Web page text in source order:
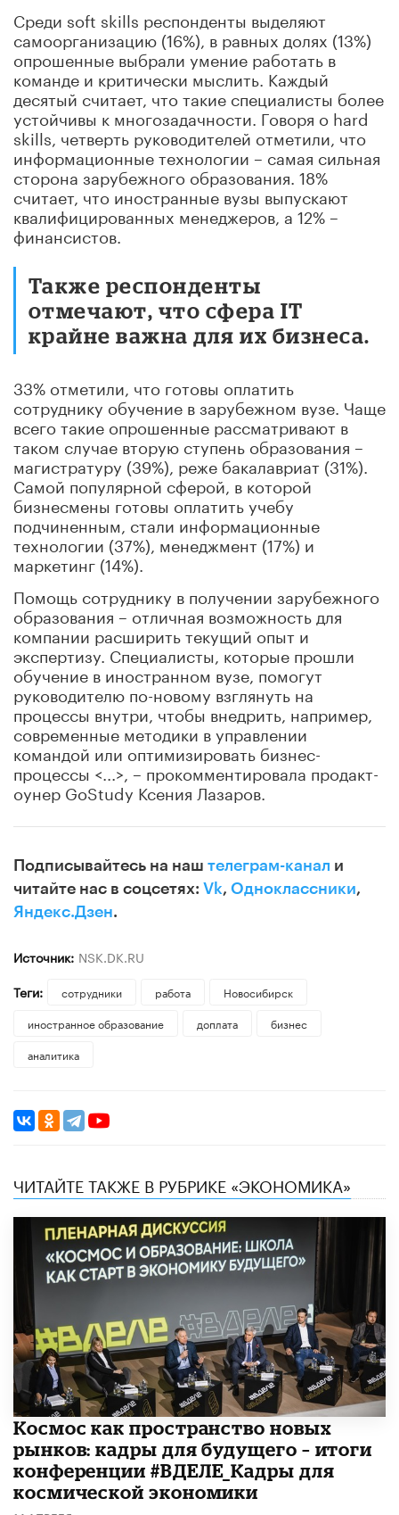
Среди soft skills респонденты выделяют
самоорганизацию (16%), в равных долях (13%)
опрошенные выбрали умение работать в
команде и критически мыслить. Каждый
десятый считает, что такие специалисты более
устойчивы к многозадачности. Говоря о hard
skills, четверть руководителей отметили, что
информационные технологии – самая сильная
сторона зарубежного образования. 18%
считает, что иностранные вузы выпускают
квалифицированных менеджеров, а 12% –
финансистов.
Также респонденты
отмечают, что сфера IT
крайне важна для их бизнеса.
33% отметили, что готовы оплатить
сотруднику обучение в зарубежном вузе. Чаще
всего такие опрошенные рассматривают в
таком случае вторую ступень образования –
магистратуру (39%), реже бакалавриат (31%).
Самой популярной сферой, в которой
бизнесмены готовы оплатить учебу
подчиненным, стали информационные
технологии (37%), менеджмент (17%) и
маркетинг (14%).
Помощь сотруднику в получении зарубежного
образования – отличная возможность для
компании расширить текущий опыт и
экспертизу. Специалисты, которые прошли
обучение в иностранном вузе, помогут
руководителю по-новому взглянуть на
процессы внутри, чтобы внедрить, например,
современные методики в управлении
командой или оптимизировать бизнес-
процессы <...>, – прокомментировала продакт-
оунер GoStudy Ксения Лазаров.
Подписывайтесь на наш телеграм-канал и
читайте нас в соцсетях: Vk, Одноклассники,
Яндекс.Дзен.
Источник: NSK.DK.RU
Теги:
сотрудники работа
Новосибирск
иностранное образование
доплата
бизнес
аналитика
ЧИТАЙТЕ ТАКЖЕ В РУБРИКЕ «ЭКОНОМИКА»
Космос как пространство новых
рынков: кадры для будущего – итоги
конференции #ВДЕЛЕ_Кадры для
космической экономики